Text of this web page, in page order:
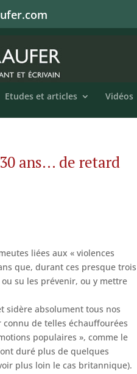
Etudes et articles Vidéos
ans… de retard
liées aux « violences
que, durant ces presque trois
su les prévenir, ou y mettre
sidère absolument tous nos
connu de telles échauffourées
populaires », comme le
duré plus de quelques
plus loin le cas britannique).